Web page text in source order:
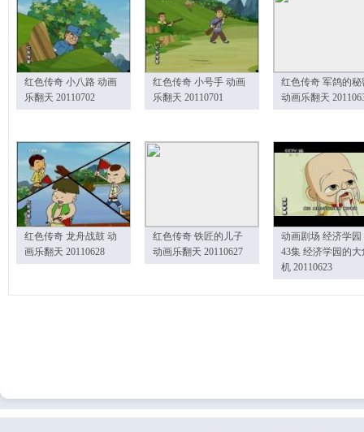
红色传奇 小八路 动画
乐翻天 20110702
红色传奇 小号手 动画
乐翻天 20110701
红色传奇 军鸽的秘
动画乐翻天
红色传奇 龙舟战鼓 动
画乐翻天 20110628
红色传奇 铁匠的儿子
动画乐翻天 20110627
动画剧场 经济学园
43集 经济学园的大
机 20110623